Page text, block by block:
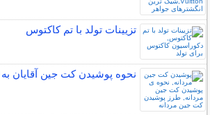
تزیینات تولد با تم کاکتوس
نحوه پوشیدن کت جین آقایان به 10 روش